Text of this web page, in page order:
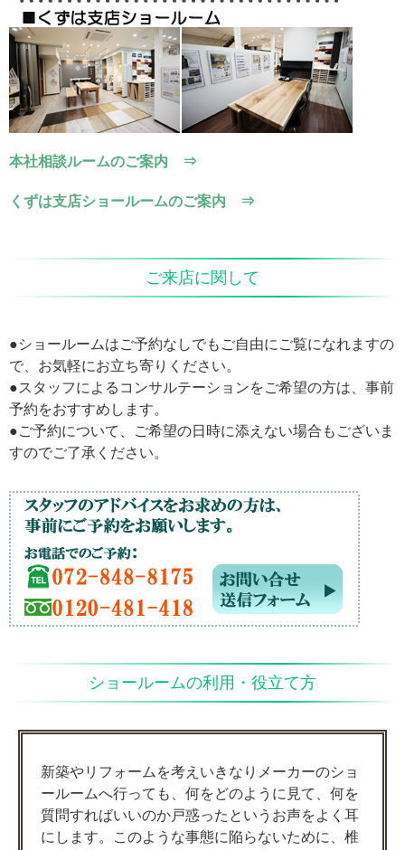
本社相談ルームのご案内 ⇒
くずは支店ショールームのご案内 ⇒
ご来店に関して
●ショールームはご予約なしでもご自由にご覧になれますの
で、お気軽にお立ち寄りください。
●スタッフによるコンサルテーションをご希望の方は、事前
予約をおすすめします。
●ご予約について、ご希望の日時に添えない場合もございま
すのでご了承ください。
ショールームの利用・役立て方
新築やリフォームを考えいきなりメーカーのショ
ールームへ行っても、何をどのように見て、何を
質問すればいいのか戸惑ったというお声をよく耳
にします。このような事態に陥らないために、椎